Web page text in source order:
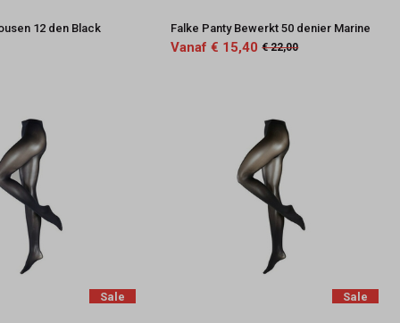
12 den Black Falke Panty Bewerkt 50 denier Marine
Vanaf € 15,40 € 22,00
Sale Sale